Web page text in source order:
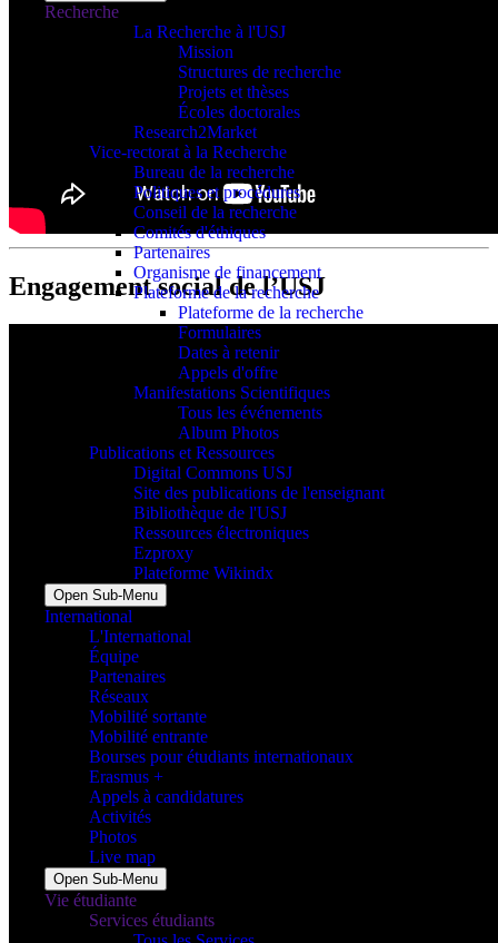
Recherche
La Recherche à l'USJ
Mission
Structures de recherche
Projets et thèses
Écoles doctorales
Research2Market
Vice-rectorat à la Recherche
Bureau de la recherche
Politiques et procédures
Conseil de la recherche
Comités d'éthiques
Partenaires
Organisme de financement
Plateforme de la recherche
Plateforme de la recherche
Formulaires
Dates à retenir
Appels d'offre
Manifestations Scientifiques
Tous les événements
Album Photos
Publications et Ressources
Digital Commons USJ
Site des publications de l'enseignant
Bibliothèque de l'USJ
Ressources électroniques
Ezproxy
Plateforme Wikindx
Open Sub-Menu
International
L'International
Équipe
Partenaires
Réseaux
Mobilité sortante
Mobilité entrante
Bourses pour étudiants internationaux
Erasmus +
Appels à candidatures
Activités
Photos
Live map
Open Sub-Menu
Vie étudiante
Services étudiants
Engagement social de l’USJ